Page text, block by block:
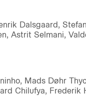
Dalsgaard,
Astrit Selmani,
Mads Døhr
Chilufya, Frederik